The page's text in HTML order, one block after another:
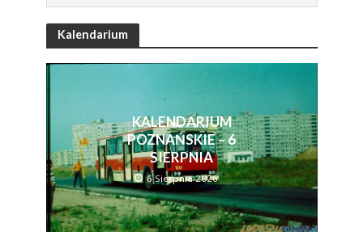
Kalendarium
KALENDARIUM
POZNAŃSKIE – 6
SIERPNIA
6 Sierpnia 2026